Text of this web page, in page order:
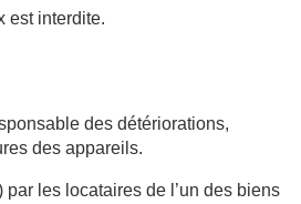
est interdite.
des détériorations,
des appareils.
par les locataires de l’un des biens